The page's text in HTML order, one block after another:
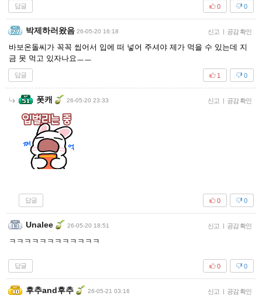
답글 0
0
박제하러왔음 26-05-20 16:18 신고 | 공감 확인
바보온돌씨가 꼭꼭 씹어서 입에 떠 넣어 주셔야 제가 먹을 수 있는데 지
금 못 먹고 있자나요ㅡㅡ
답글 0
1
폿캐 26-05-20 23:33 신고 | 공감 확인
답글 0
0
Unalee 26-05-20 18:51 신고 | 공감 확인
ㅋㅋㅋㅋㅋㅋㅋㅋㅋㅋㅋㅋ
답글 0
0
후추and후추 26-05-21 03:16 신고 | 공감 확인